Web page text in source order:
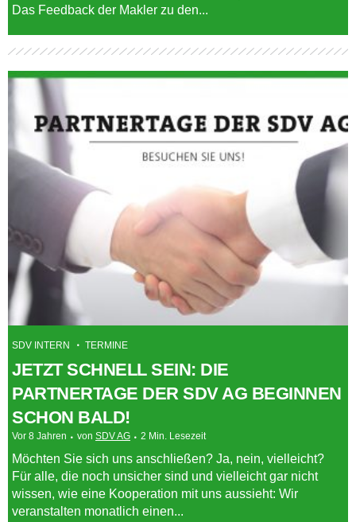
Das Feedback der Makler zu den...
SDV INTERN TERMINE
JETZT SCHNELL SEIN: DIE
PARTNERTAGE DER SDV AG BEGINNEN
SCHON BALD!
Vor 8 Jahren von SDV AG 2 Min. Lesezeit
Möchten Sie sich uns anschließen? Ja, nein, vielleicht?
Für alle, die noch unsicher sind und vielleicht gar nicht
wissen, wie eine Kooperation mit uns aussieht: Wir
veranstalten monatlich einen...